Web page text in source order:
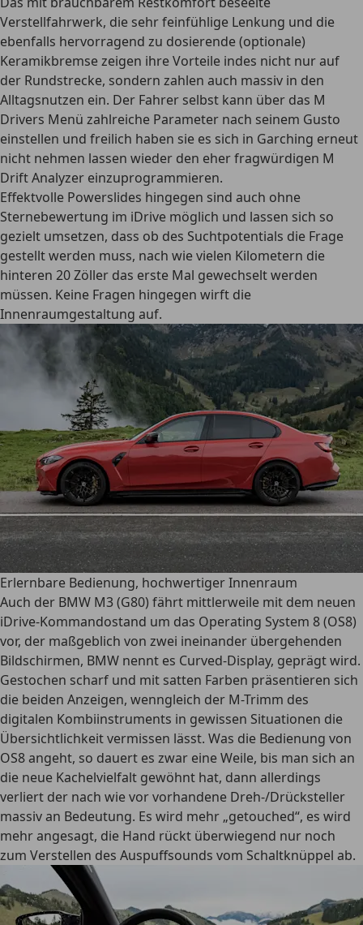
Verstellfahrwerk, die sehr feinfühlige Lenkung und die
ebenfalls hervorragend zu dosierende (optionale)
Keramikbremse zeigen ihre Vorteile indes nicht nur auf
der Rundstrecke, sondern zahlen auch massiv in den
Alltagsnutzen ein. Der Fahrer selbst kann über das M
Drivers Menü zahlreiche Parameter nach seinem Gusto
einstellen und freilich haben sie es sich in Garching erneut
nicht nehmen lassen wieder den eher fragwürdigen M
Drift Analyzer einzuprogrammieren.
Effektvolle Powerslides hingegen sind auch ohne
Sternebewertung im iDrive möglich und lassen sich so
gezielt umsetzen, dass ob des Suchtpotentials die Frage
gestellt werden muss, nach wie vielen Kilometern die
hinteren 20 Zöller das erste Mal gewechselt werden
müssen. Keine Fragen hingegen wirft die
Innenraumgestaltung auf.
Erlernbare Bedienung, hochwertiger Innenraum
Auch der BMW M3 (G80) fährt mittlerweile mit dem neuen
iDrive-Kommandostand um das Operating System 8 (OS8)
vor, der maßgeblich von zwei ineinander übergehenden
Bildschirmen, BMW nennt es Curved-Display, geprägt wird.
Gestochen scharf und mit satten Farben präsentieren sich
die beiden Anzeigen, wenngleich der M-Trimm des
digitalen Kombiinstruments in gewissen Situationen die
Übersichtlichkeit vermissen lässt. Was die Bedienung von
OS8 angeht, so dauert es zwar eine Weile, bis man sich an
die neue Kachelvielfalt gewöhnt hat, dann allerdings
verliert der nach wie vor vorhandene Dreh-/Drücksteller
massiv an Bedeutung. Es wird mehr „getouched“, es wird
mehr angesagt, die Hand rückt überwiegend nur noch
zum Verstellen des Auspuffsounds vom Schaltknüppel ab.